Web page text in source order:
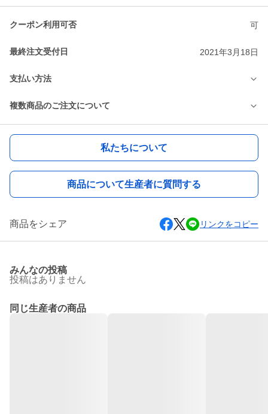
クーポン利用可否 可
最終注文受付日 2021年3月18日
支払い方法
複数商品のご注文について
私たちについて
商品について生産者に質問する
商品をシェア リンクをコピー
みんなの投稿
投稿はありません
同じ生産者の商品